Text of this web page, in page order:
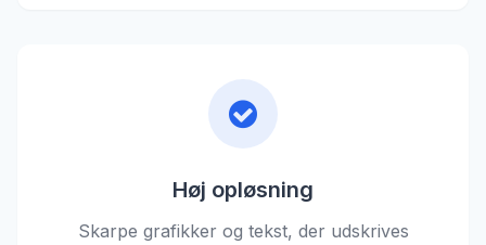
Høj opløsning
Skarpe grafikker og tekst, der udskrives